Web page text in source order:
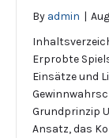
By admin |
Erprobte
Einsätze und
Grundprinzip
Ansatz, das